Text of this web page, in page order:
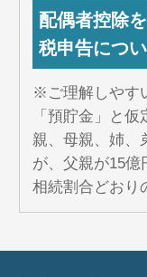
配偶者控除
税申告につ
※ご理解しやす
「預貯金」と
親、母親、姉、
が、父親が15億
相続割合どお